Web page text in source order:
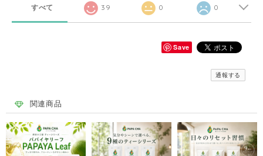
すべて 39 0 0
Save
通報する
関連商品